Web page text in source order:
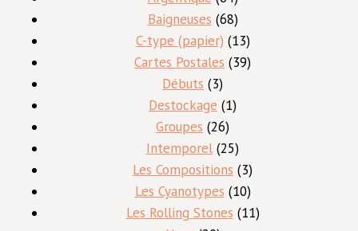
produits
Baigneuses 6868
produits
C-type (papier) 1313
produits
Cartes Postales 3939
Débuts 33
produits
Destockage 11
Groupes 2626
produits
Intemporel 2525
produits
Les Compositions 33
produits
Les Cyanotypes 1010
produits
Les Rolling Stones 1111